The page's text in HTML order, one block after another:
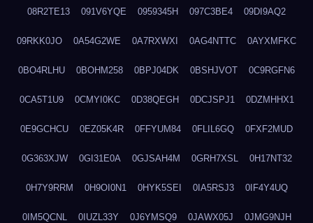
08R2TE13 091V6YQE 0959345H 097C3BE4 09DI9AQ2
09RKK0JO 0A54G2WE 0A7RXWXI 0AG4NTTC 0AYXMFKC
0BO4RLHU 0BOHM258 0BPJ04DK 0BSHJVOT 0C9RGFN6
0CA5T1U9 0CMYI0KC 0D38QEGH 0DCJSPJ1 0DZMHHX1
0E9GCHCU 0EZ05K4R 0FFYUM84 0FLIL6GQ 0FXF2MUD
0G363XJW 0GI31E0A 0GJSAH4M 0GRH7XSL 0H17NT32
0H7Y9RRM 0H9OI0N1 0HYK5SEI 0IA5RSJ3 0IF4Y4UQ
0IM5QCNL 0IUZL33Y 0J6YMSQ9 0JAWX05J 0JMG9NJH